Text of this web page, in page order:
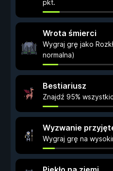
pkt.
Wrota śmierci
Wygraj grę jako
normalna)
Bestiariusz
Znajdź 95%
Wyzwanie
Wygraj grę na